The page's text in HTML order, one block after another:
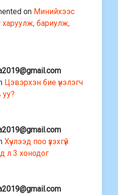
on Минийхээс
харуулж, бариулж,
Цэвэрхэн бие үнэлэгч
Хүчлээд поо үзэхгүй
л 3 хонодог